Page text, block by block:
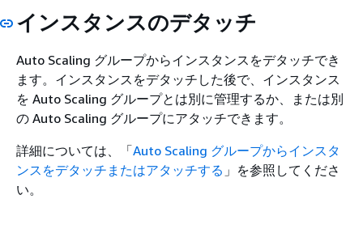
インスタンスのデタッチ
Auto Scaling グループからインスタンスをデタッチでき
ます。インスタンスをデタッチした後で、インスタンス
を Auto Scaling グループとは別に管理するか、または別
の Auto Scaling グループにアタッチできます。
詳細については、「Auto Scaling グループからインスタ
ンスをデタッチまたはアタッチする 」を参照してくださ
い。